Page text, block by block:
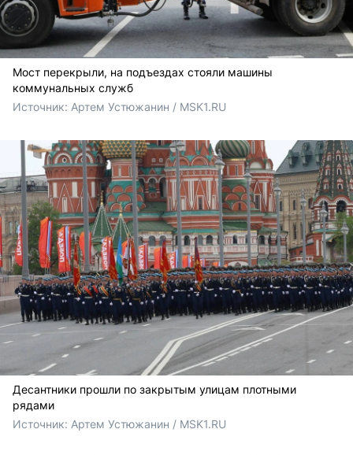
Мост перекрыли, на подъездах стояли машины
коммунальных служб
Источник: Артем Устюжанин / MSK1.RU
Десантники прошли по закрытым улицам плотными
рядами
Источник: Артем Устюжанин / MSK1.RU